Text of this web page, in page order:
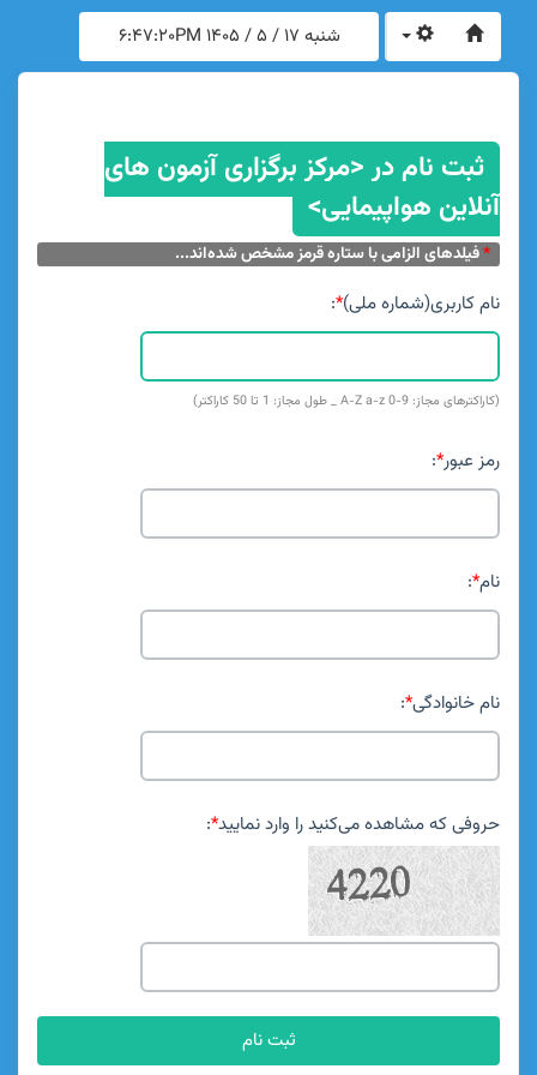
شنبه 17 / 5 / 1405 6:47:20PM
ثبت نام در <مرکز برگزاری آزمون های
آنلاین هواپیمایی>
*فیلدهای الزامی با ستاره قرمز مشخص شده‌اند...
نام کاربری(شماره ملی)*
:
(کاراکترهای مجاز: A-Z a-z 0-9 _ طول مجاز: 1 تا 50 کاراکتر)
رمز عبور*
:
نام*
:
نام خانوادگی*
:
حروفی که مشاهده می‌کنید را وارد نمایید*
: